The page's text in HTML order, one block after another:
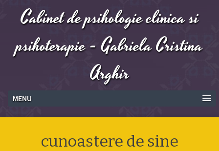
Cabinet de psihologie clinica si
psihoterapie - Gabriela Cristina
Arghir
MENU
cunoastere de sine